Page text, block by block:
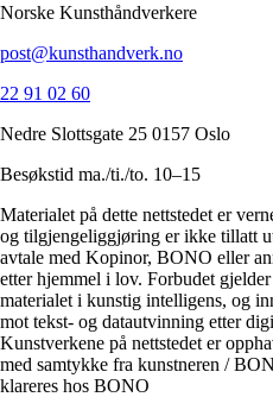
Norske Kunsthåndverkere
post@kunsthandverk.no
22 91 02 60
Nedre Slottsgate 25 0157 Oslo
Besøkstid ma./ti./to. 10–15
Materialet på dette nettstedet er
og tilgjengeliggjøring er ikke tillatt
avtale med Kopinor, BONO eller
etter hjemmel i lov. Forbudet
materialet i kunstig intelligens, og
mot tekst- og datautvinning etter
Kunstverkene på nettstedet er
med samtykke fra kunstneren /
klareres hos BONO